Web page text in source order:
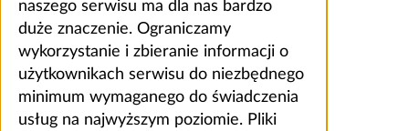
naszego serwisu ma dla nas bardzo
duże znaczenie. Ograniczamy
wykorzystanie i zbieranie informacji o
użytkownikach serwisu do niezbędnego
minimum wymaganego do świadczenia
usług na najwyższym poziomie. Pliki